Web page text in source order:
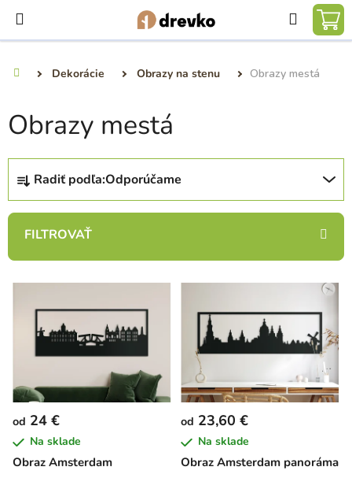
obsah
Hľadať
Dekorácie Obrazy na stenu Obrazy mestá
Obrazy mestá
R
d
n
e
u
k
t
o
v
Radiť podľa:Odporúčame
V
p
r
o
d
u
Obraz Amsterdam
od 24 €
Na sklade
Obraz Amsterdam panoráma
od 23,60 €
Na sklade